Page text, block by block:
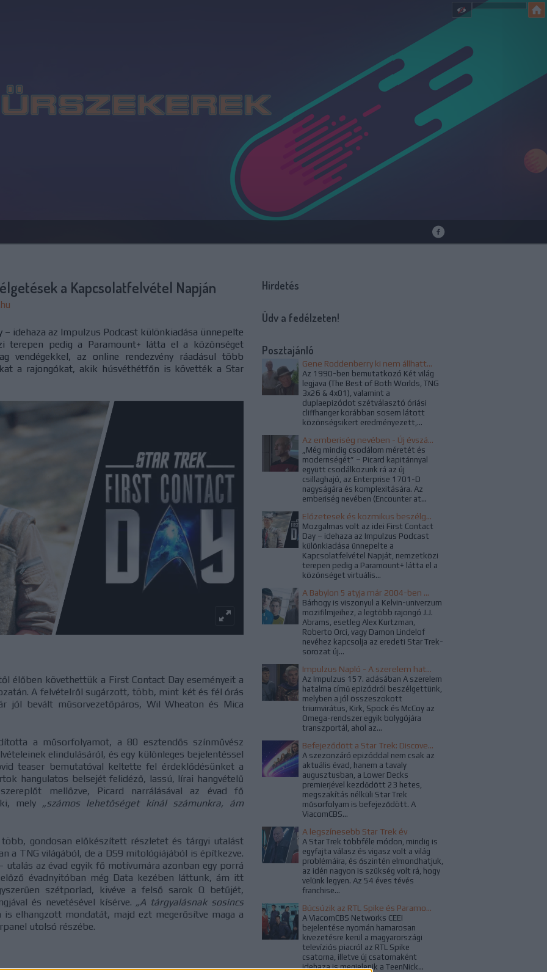
a Kapcsolatfelvétel Napján
– idehaza az Impulzus Podcast különkiadása ünnepelte
terepen pedig a Paramount+ látta el a közönséget
vendégekkel, az online rendezvény ráadásul több
a rajongókat, akik húsvéthétfőn is követték a Star
élőben követhettük a First Contact Day eseményeit a
A felvételről sugárzott, több, mint két és fél órás
jól bevált műsorvezetőpáros, Wil Wheaton és Mica
a műsorfolyamot, a 80 esztendős színművész
elindulásáról, és egy különleges bejelentéssel
teaser bemutatóval keltette fel érdeklődésünket a
hangulatos belsejét felidéző, lassú, lírai hangvételű
mellőzve, Picard narrálásával az évad fő
mely „számos lehetőséget kínál számunkra, ám
több, gondosan előkészített részletet és tárgyi utalást
a TNG világából, de a DS9 mitológiájából is építkezve.
az évad egyik fő motívumára azonban egy porrá
évadnyitóban még Data kezében láttunk, ám itt
szétporlad, kivéve a felső sarok Q betűjét,
és nevetésével kísérve. „A tárgyalásnak sosincs
elhangzott mondatát, majd ezt megerősítve maga a
utolsó részébe.
Hirdetés
Üdv a fedélzeten!
Posztajánló
Gene Roddenberry ki nem állhatta a Család című epizód alapötletét
Az 1990-ben bemutatkozó Két világ
legjava (The Best of Both Worlds, TNG
3x26 & 4x01), valamint a
duplaepizódot szétválasztó óriási
cliffhanger korábban sosem látott
közönségsikert eredményezett,...
Az emberiség nevében - Új évszázad a Star Trekben
„Még mindig csodálom méretét és
modernségét” – Picard kapitánnyal
együtt csodálkozunk rá az új
csillaghajó, az Enterprise 1701-D
nagyságára és komplexitására. Az
emberiség nevében (Encounter at...
Előzetesek és kozmikus beszélgetések a Kapcsolatfelvétel Napján
Mozgalmas volt az idei First Contact
Day – idehaza az Impulzus Podcast
különkiadása ünnepelte a
Kapcsolatfelvétel Napját, nemzetközi
terepen pedig a Paramount+ látta el a
közönséget virtuális...
A Babylon 5 atyja már 2004-ben megálmodta a Star Trek újraindítását
Bárhogy is viszonyul a Kelvin-univerzum
mozifilmjeihez, a legtöbb rajongó J.J.
Abrams, esetleg Alex Kurtzman,
Roberto Orci, vagy Damon Lindelof
nevéhez kapcsolja az eredeti Star Trek-
sorozat új...
Impulzus Napló - A szerelem hatalma
Az Impulzus 157. adásában A szerelem
hatalma című epizódról beszélgettünk,
melyben a jól összeszokott
triumvirátus, Kirk, Spock és McCoy az
Omega-rendszer egyik bolygójára
transzportál, ahol az...
Befejeződött a Star Trek: Discovery harmadik évada
A szezonzáró epizóddal nem csak az
aktuális évad, hanem a tavaly
augusztusban, a Lower Decks
premierjével kezdődött 23 hetes,
megszakítás nélküli Star Trek
műsorfolyam is befejeződött. A
ViacomCBS...
A legszínesebb Star Trek év
A Star Trek többféle módon, mindig is
egyfajta válasz és vigasz volt a világ
problémáira, és őszintén elmondhatjuk,
az idén nagyon is szükség volt rá, hogy
velünk legyen. Az 54 éves tévés
franchise...
Búcsúzik az RTL Spike és Paramount Channel
A ViacomCBS Networks CEEI
bejelentése nyomán hamarosan
kivezetésre kerül a magyarországi
televíziós piacról az RTL Spike
csatorna, illetve új csatornaként
idehaza is megjelenik a TeenNick...